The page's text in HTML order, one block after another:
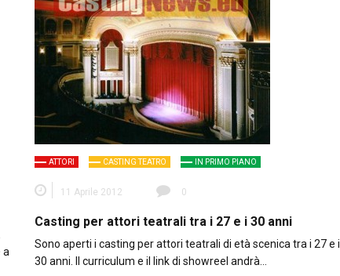
a
ATTORI CASTING TEATRO IN PRIMO PIANO
11 Aprile 2012 0
Casting per attori teatrali tra i 27 e i 30 anni
Sono aperti i casting per attori teatrali di età scenica tra i 27 e i
30 anni. Il curriculum e il link di showreel andrà…